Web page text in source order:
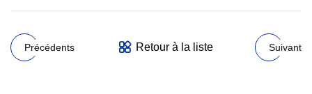
Précédents Retour à la liste Suivant